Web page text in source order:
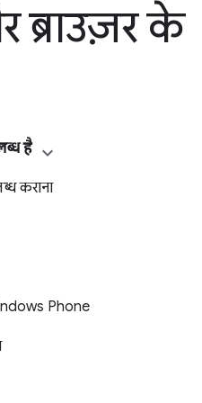
के
है
कराना
Phone